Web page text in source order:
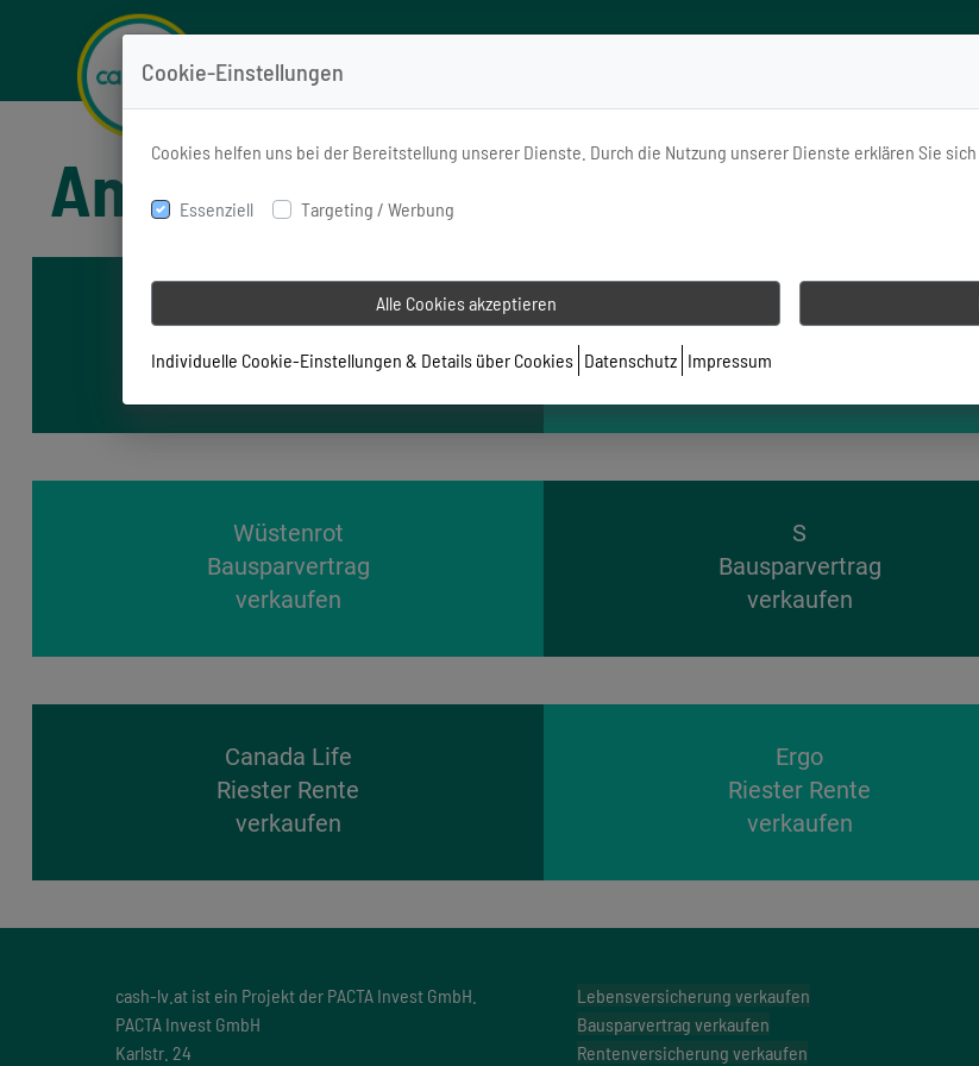
Anbieter Übersicht
verkaufen
verkaufen
Wüstenrot
Bausparvertrag
verkaufen
S
Bausparvertrag
verkaufen
Canada Life
Riester Rente
verkaufen
Ergo
Riester Rente
verkaufen
cash-lv.at ist ein Projekt der PACTA Invest GmbH.
PACTA Invest GmbH
Karlstr. 24
Lebensversicherung verkaufen
Bausparvertrag verkaufen
Rentenversicherung verkaufen
Cookie-Einstellungen
Cookies helfen uns bei der Bereitstellung unserer Dienste. Durch die Nutzung unserer Dienste erklären Sie
Essenziell Targeting / Werbung
Alle Cookies akzeptieren
Individuelle Cookie-Einstellungen & Details über Cookies Datenschutz Impressum